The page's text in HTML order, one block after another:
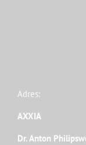
Adres:
AXXIA
Dr. Anton